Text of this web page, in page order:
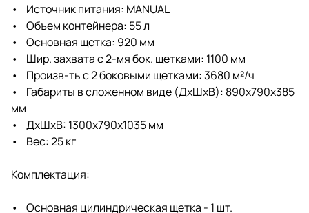
• Источник питания: MANUAL
• Объем контейнера: 55 л
• Основная щетка: 920 мм
• Шир. захвата с 2-мя бок. щетками: 1100 мм
• Произв-ть с 2 боковыми щетками: 3680 м²/ч
• Габариты в сложенном виде (ДхШхВ): 890х790х385
мм
• ДxШxВ: 1300x790x1035 мм
• Вес: 25 кг
Комплектация:
• Основная цилиндрическая щетка - 1 шт.